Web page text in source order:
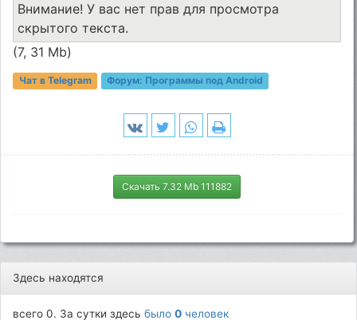
Внимание! У вас нет прав для просмотра
скрытого текста.
(7, 31 Mb)
Чат в Telegram Форум: Программы под Android
Скачать 7.32 Mb 111882
Здесь находятся
всего 0. За сутки здесьбыло0 человек